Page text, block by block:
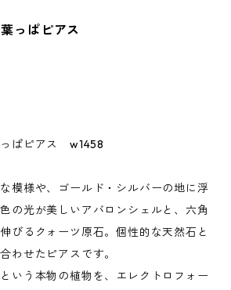
っぱピアス
ぱピアス w1458
模様や、ゴールド・シルバーの地に浮
の光が美しいアバロンシェルと、六角
びるクォーツ原石。個性的な天然石と
わせたピアスです。
いう本物の植物を、エレクトロフォー